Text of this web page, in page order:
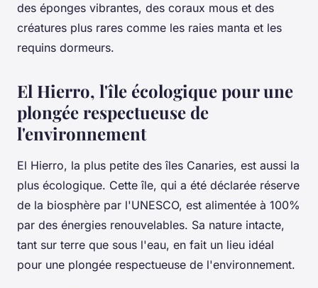
des éponges vibrantes, des coraux mous et des
créatures plus rares comme les raies manta et les
requins dormeurs.
El Hierro, l'île écologique pour une
plongée respectueuse de
l'environnement
El Hierro, la plus petite des îles Canaries, est aussi la
plus écologique. Cette île, qui a été déclarée réserve
de la biosphère par l'UNESCO, est alimentée à 100%
par des énergies renouvelables. Sa nature intacte,
tant sur terre que sous l'eau, en fait un lieu idéal
pour une plongée respectueuse de l'environnement.